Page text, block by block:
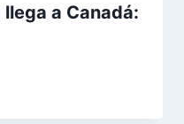
llega a Canadá: